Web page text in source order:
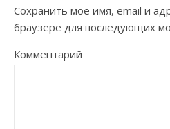
Сохранить моё имя, email и
браузере для последующих
Комментарий